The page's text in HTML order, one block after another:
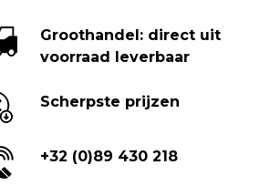
Groothandel: direct uit
voorraad leverbaar
Scherpste prijzen
+32 (0)89 430 218